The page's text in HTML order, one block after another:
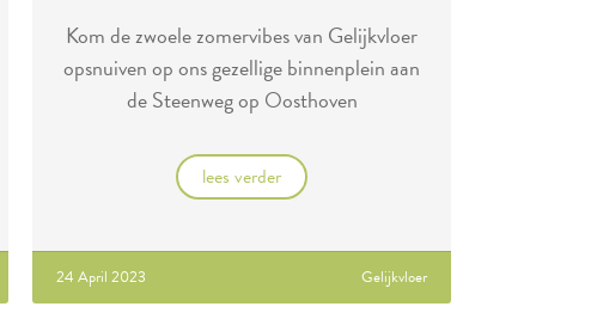
Kom de zwoele zomervibes van Gelijkvloer
opsnuiven op ons gezellige binnenplein aan
de Steenweg op Oosthoven
lees verder
24 April 2023 Gelijkvloer